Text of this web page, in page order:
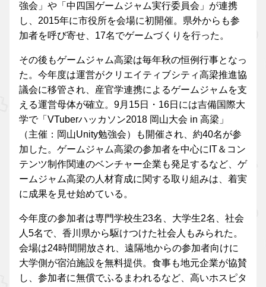
強会」や「中四国ゲームジャム実行委員会」が連携
し、2015年に市役所を会場に初開催。県外からも参
加者を呼び寄せ、17名でゲームづくりを行った。
その後もゲームジャム高梁は毎年秋の恒例行事となっ
た。今年度は運営がクリエイティブシティ高梁推進協
議会に移管され、産官学連携によるゲームジャムを支
える運営母体が確立。9月15日・16日には吉備国際大
学で「VTuberハッカソン2018 岡山大会 in 高梁」
（主催：岡山Unity勉強会）も開催され、約40名が参
加した。ゲームジャム高梁の参加者を中心にIT＆コン
テンツ制作関連のベンチャー企業も発足するなど、ゲ
ームジャム高梁の人材育成に関する取り組みは、着実
に成果を見せ始めている。
今年度の参加者は専門学校生23名、大学生2名、社会
人5名で、香川県から駆けつけた社会人もみられた。
会場は24時間開放され、遠隔地からの参加者向けに
大学側が宿泊施設を無料提供。食事も地元企業が協賛
し、参加者に無償でふるまわれるなど、高いホスピタ